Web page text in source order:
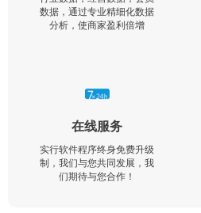
数据，通过专业精细化数据
分析，使商家盈利倍增
在线服务
实行软件程序终身免费升级
制，我们与您共同发展，我
们期待与您合作！